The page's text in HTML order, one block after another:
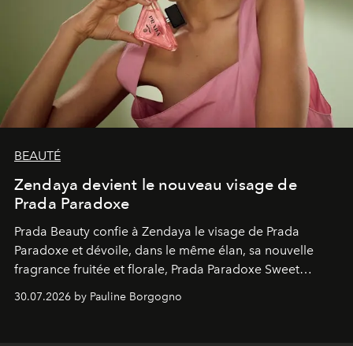
BEAUTÉ
Zendaya devient le nouveau visage de
Prada Paradoxe
Prada Beauty confie à Zendaya le visage de Prada
Paradoxe et dévoile, dans le même élan, sa nouvelle
fragrance fruitée et florale, Prada Paradoxe Sweet
30.07.2026 by Pauline Borgogno